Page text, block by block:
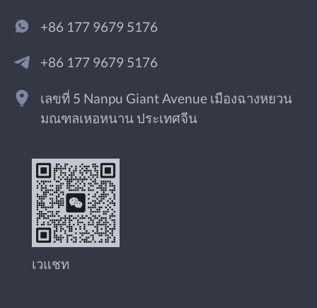
+86 177 9679 5176
+86 177 9679 5176
เลขที่ 5 Nanpu Giant Avenue เมืองฉางหยวน
มณฑลเหอหนาน ประเทศจีน
เวแชท